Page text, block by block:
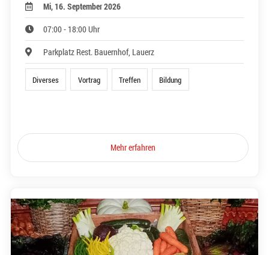
Mi, 16. September 2026
07:00 - 18:00 Uhr
Parkplatz Rest. Bauernhof, Lauerz
Diverses Vortrag Treffen Bildung
Mehr erfahren